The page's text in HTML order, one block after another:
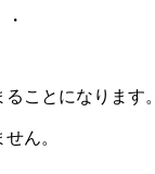
ことになります。
ん。